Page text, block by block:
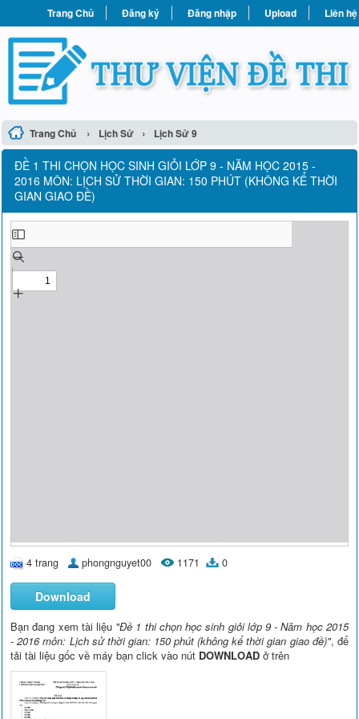
Trang Chủ Đăng ký Đăng nhập Upload Liên hệ
Trang Chủ › Lịch Sử › Lịch Sử 9
ĐỀ 1 THI CHỌN HỌC SINH GIỎI LỚP 9 - NĂM HỌC 2015 -
2016 MÔN: LỊCH SỬ THỜI GIAN: 150 PHÚT (KHÔNG KỂ THỜI
GIAN GIAO ĐỀ)
4 trang phongnguyet00 1171 0
Download
Bạn đang xem tài liệu "Đề 1 thi chọn học sinh giỏi lớp 9 - Năm học 2015
- 2016 môn: Lịch sử thời gian: 150 phút (không kể thời gian giao đề)", để
tải tài liệu gốc về máy bạn click vào nút DOWNLOAD ở trên